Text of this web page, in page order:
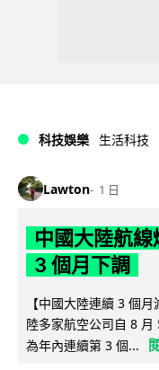
科技娛樂 生活科技
Lawton 1 日
中國大陸航
3 個月下調
【中國大陸連續 3 個
陸多家航空公司自 8 月
為年內連續第 3 個...